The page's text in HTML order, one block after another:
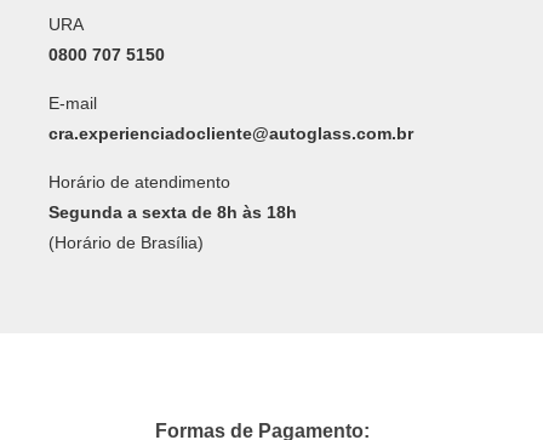
URA
0800 707 5150
E-mail
cra.experienciadocliente@autoglass.com.br
Horário de atendimento
Segunda a sexta de 8h às 18h
(Horário de Brasília)
Formas de Pagamento: